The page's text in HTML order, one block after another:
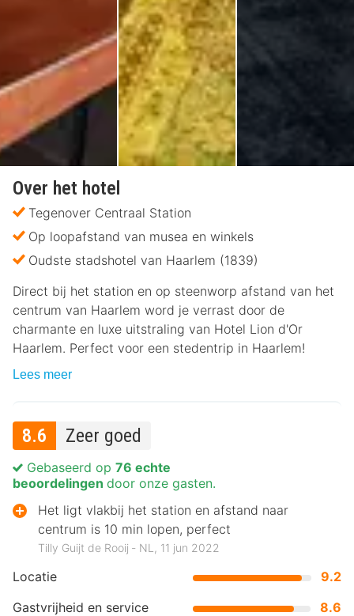
Over het hotel
Tegenover Centraal Station
Op loopafstand van musea en winkels
Oudste stadshotel van Haarlem (1839)
Direct bij het station en op steenworp afstand van het
centrum van Haarlem word je verrast door de
charmante en luxe uitstraling van Hotel Lion d'Or
Haarlem. Perfect voor een stedentrip in Haarlem!
Lees meer
8.6 Zeer goed
Locatie
9.2
Gastvrijheid en service
8.6
Gebaseerd op 76 echte
beoordelingen door onze gasten.
Het ligt vlakbij het station en afstand naar
centrum is 10 min lopen, perfect
Tilly Guijt de Rooij ‐ NL, 11 jun 2022